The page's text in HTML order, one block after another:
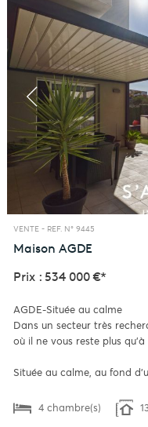
VENTE - REF. N° 9445
Maison AGDE
Prix : 534 000 €*
AGDE-Située au calme
Dans un secteur très
où il ne vous reste plus
Située au calme, au fond
4 chambre(s)